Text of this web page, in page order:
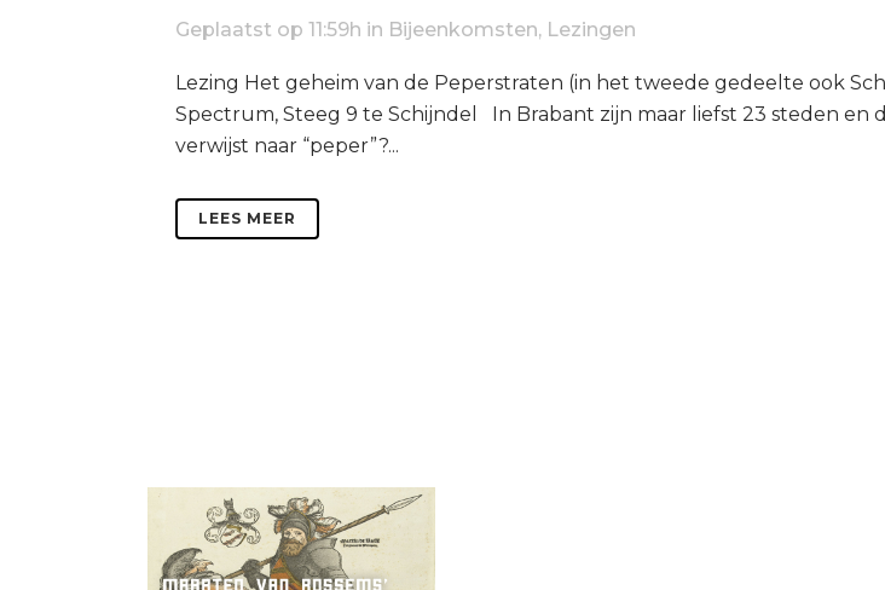
Geplaatst op 11:59h in Bijeenkomsten, Lezingen
Lezing Het geheim van de Peperstraten (in het tweede gedeelte ook
Spectrum, Steeg 9 te Schijndel In Brabant zijn maar liefst 23 steden
verwijst naar “peper”?...
LEES MEER